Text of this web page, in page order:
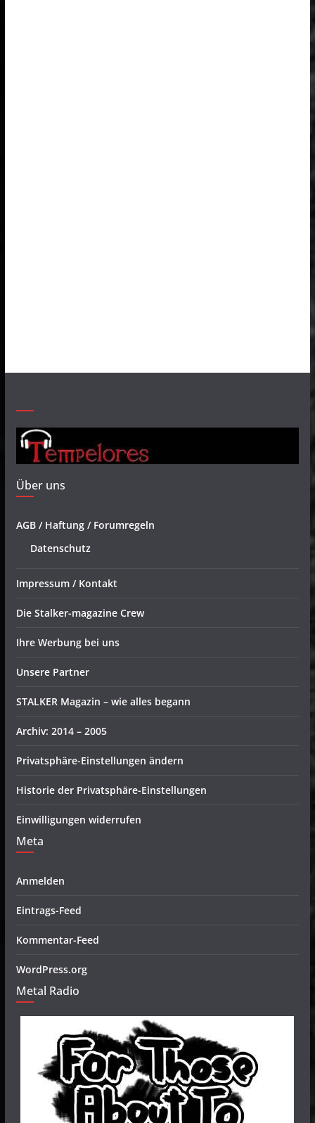
Über uns
AGB / Haftung / Forumregeln
Datenschutz
Impressum / Kontakt
Die Stalker-magazine Crew
Ihre Werbung bei uns
Unsere Partner
STALKER Magazin – wie alles begann
Archiv: 2014 – 2005
Privatsphäre-Einstellungen ändern
Historie der Privatsphäre-Einstellungen
Einwilligungen widerrufen
Meta
Anmelden
Eintrags-Feed
Kommentar-Feed
WordPress.org
Metal Radio